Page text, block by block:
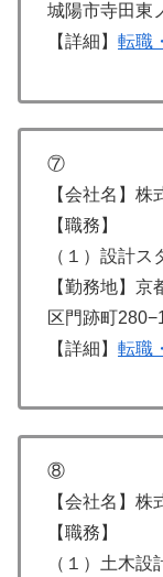
城陽市寺田東
【詳細】 転職
⑦
【会社名】
【職務】
（１）設計ス
【勤務地】
区門跡町
【詳細】 転職
⑧
【会社名】
【職務】
（１）土木設